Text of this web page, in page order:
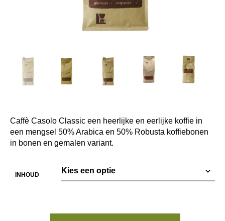
Caffè Casolo Classic een heerlijke en eerlijke koffie in
een mengsel 50% Arabica en 50% Robusta koffiebonen
in bonen en gemalen variant.
INHOUD